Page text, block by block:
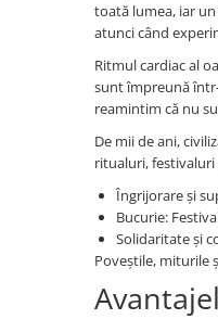
toată lumea, iar
atunci când
Ritmul cardiac al
sunt împreună
reamintim că nu
De mii de ani,
ritualuri,
Îngrijorare și
Bucurie:
Solidaritate și
Poveștile, miturile